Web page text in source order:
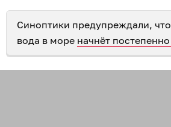
Синоптики предупреждали,
вода в море начнёт